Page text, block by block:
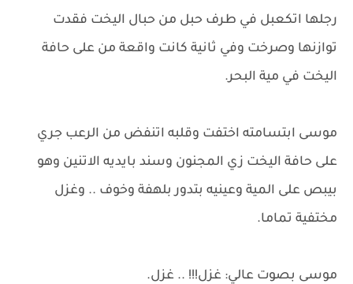
رجلها اتكعبل في طرف حبل من حبال اليخت فقدت
توازنها وصرخت وفي ثانية كانت واقعة من على حافة
اليخت في مية البحر.
موسى ابتسامته اختفت وقلبه اتنفض من الرعب جري
على حافة اليخت زي المجنون وسند بايديه الاتنين وهو
بيبص على المية وعينيه بتدور بلهفة وخوف .. وغزل
مختفية تماما.
موسى بصوت عالي: غزل!!! .. غزل.